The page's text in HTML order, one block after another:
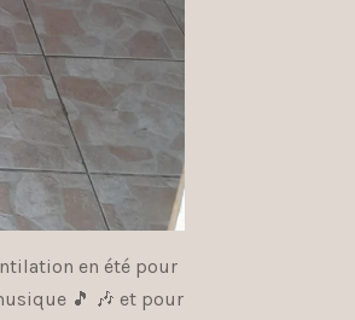
en été pour
🎵 🎶 et pour